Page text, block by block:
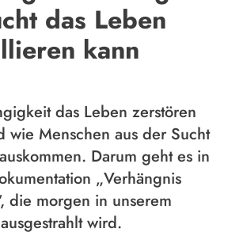
das Leben
kann
das Leben zerstören
wie Menschen aus der Sucht
Darum geht es in
„Verhängnis
die morgen in unserem
wird.